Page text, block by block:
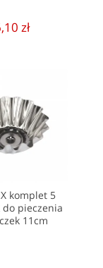
zł
komplet 5
pieczenia
11cm